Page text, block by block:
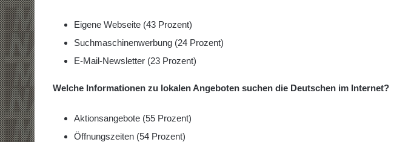
Eigene Webseite (43 Prozent)
Suchmaschinenwerbung (24 Prozent)
E-Mail-Newsletter (23 Prozent)
Welche Informationen zu lokalen Angeboten suchen die Deutschen im Internet?
Aktionsangebote (55 Prozent)
Öffnungszeiten (54 Prozent)